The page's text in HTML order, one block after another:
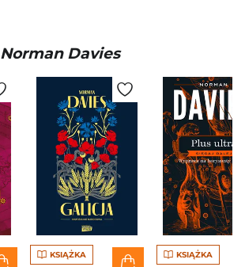
Norman Davies
KSIĄŻKA KSIĄŻKA